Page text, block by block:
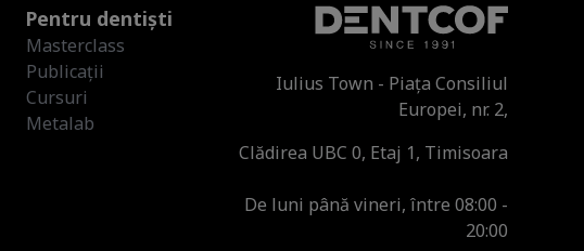
Pentru dentiști
Masterclass
Publicații
Cursuri
Metalab
Iulius Town - Piața Consiliul
Europei, nr. 2,
Clădirea UBC 0, Etaj 1, Timisoara
De luni până vineri, între 08:00 -
20:00